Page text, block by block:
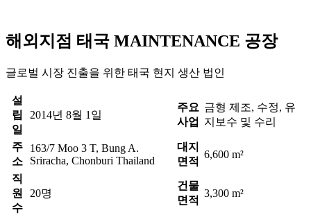
해외지점 태국 MAINTENANCE 공장
글로벌 시장 진출을 위한 태국 현지 생산 법인
설
립
일
2014년 8월 1일
주요
사업
금형 제조, 수정, 유
지보수 및 수리
주
소
163/7 Moo 3 T, Bung A.
Sriracha, Chonburi Thailand
대지
면적
6,600 m²
직
원
수
20명
건물
면적
3,300 m²